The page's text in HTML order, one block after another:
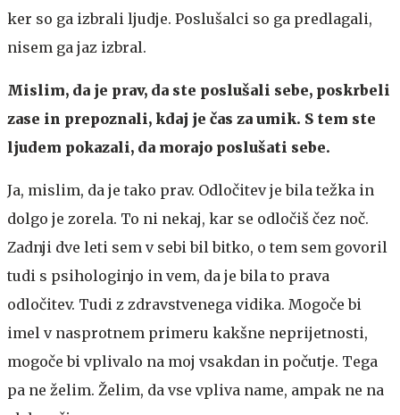
ker so ga izbrali ljudje. Poslušalci so ga predlagali,
nisem ga jaz izbral.
Mislim, da je prav, da ste poslušali sebe, poskrbeli
zase in prepoznali, kdaj je čas za umik. S tem ste
ljudem pokazali, da morajo poslušati sebe.
Ja, mislim, da je tako prav. Odločitev je bila težka in
dolgo je zorela. To ni nekaj, kar se odločiš čez noč.
Zadnji dve leti sem v sebi bil bitko, o tem sem govoril
tudi s psihologinjo in vem, da je bila to prava
odločitev. Tudi z zdravstvenega vidika. Mogoče bi
imel v nasprotnem primeru kakšne neprijetnosti,
mogoče bi vplivalo na moj vsakdan in počutje. Tega
pa ne želim. Želim, da vse vpliva name, ampak ne na